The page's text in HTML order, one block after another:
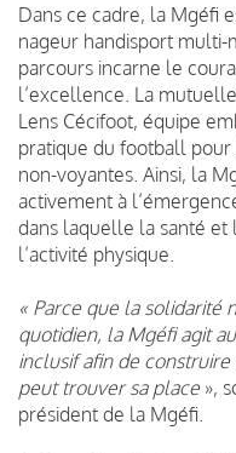
Dans ce cadre, la Mgéfi
nageur handisport
parcours incarne le
l’excellence. La
Lens Cécifoot, équipe
pratique du football
non-voyantes. Ainsi, la
activement à
dans laquelle la santé et
l’activité physique.
« Parce que la solidarité
quotidien, la Mgéfi agit
inclusif afin de
peut trouver sa place »,
président de la Mgéfi.